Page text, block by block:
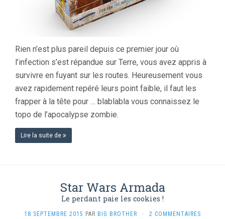
Rien n’est plus pareil depuis ce premier jour où
l’infection s’est répandue sur Terre, vous avez appris à
survivre en fuyant sur les routes. Heureusement vous
avez rapidement repéré leurs point faible, il faut les
frapper à la tête pour … blablabla vous connaissez le
topo de l’apocalypse zombie.
Lire la suite de
Star Wars Armada
Le perdant paie les cookies !
18 SEPTEMBRE 2015 PAR BIG BROTHER · 2 COMMENTAIRES